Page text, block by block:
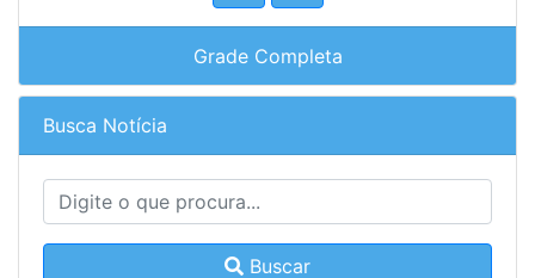
Grade Completa
Busca Notícia
Buscar